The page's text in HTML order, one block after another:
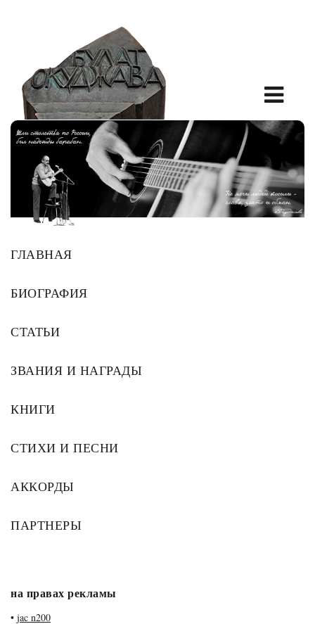
ГЛАВНАЯ
БИОГРАФИЯ
СТАТЬИ
ЗВАНИЯ И НАГРАДЫ
КНИГИ
СТИХИ И ПЕСНИ
АККОРДЫ
ПАРТНЕРЫ
на правах рекламы
• jac n200